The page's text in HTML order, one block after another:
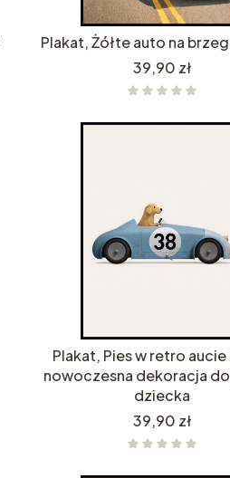
Plakat, Żółte auto na
Cena
39,90 zł
Plakat, Pies w retro aucie
nowoczesna dekoracja
dziecka
Cena
39,90 zł